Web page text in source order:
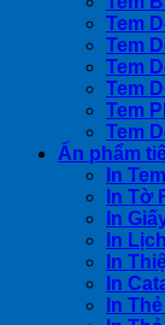
Tem
Tem
Tem
Tem
Tem
Tem
Ấn phẩm
In
In Tờ
In
In
In
In
In